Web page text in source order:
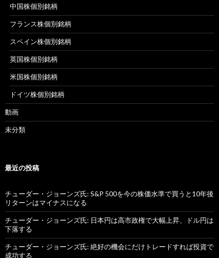
中国株個別銘柄
フランス株個別銘柄
スペイン株個別銘柄
英国株個別銘柄
米国株個別銘柄
ドイツ株個別銘柄
動画
未分類
最近の投稿
チューダー・ジョーンズ氏: S&P 500を今の株価水準で買うと10年後
リターンはマイナスになる
チューダー・ジョーンズ氏: 日本円は高市政権で大幅上昇、ドル円は
下落する
チューダー・ジョーンズ氏: 絶好の機会にだけトレードすれば投資で
成功する